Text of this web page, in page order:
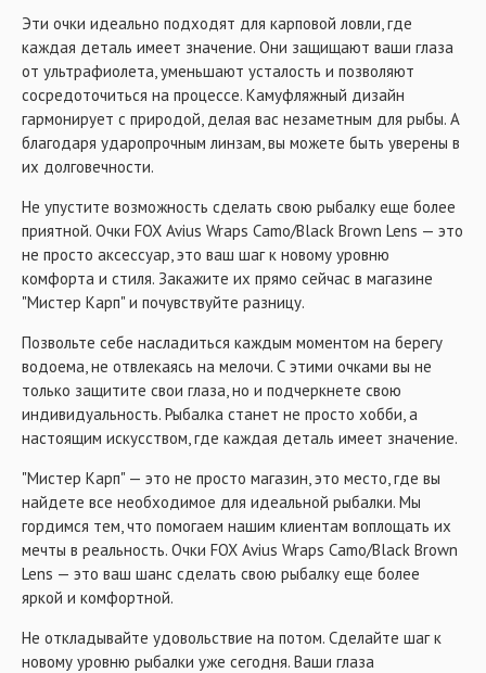
Эти очки идеально подходят для карповой ловли, где
каждая деталь имеет значение. Они защищают ваши глаза
от ультрафиолета, уменьшают усталость и позволяют
сосредоточиться на процессе. Камуфляжный дизайн
гармонирует с природой, делая вас незаметным для рыбы. А
благодаря ударопрочным линзам, вы можете быть уверены в
их долговечности.
Не упустите возможность сделать свою рыбалку еще более
приятной. Очки FOX Avius Wraps Camo/Black Brown Lens — это
не просто аксессуар, это ваш шаг к новому уровню
комфорта и стиля. Закажите их прямо сейчас в магазине
"Мистер Карп" и почувствуйте разницу.
Позвольте себе насладиться каждым моментом на берегу
водоема, не отвлекаясь на мелочи. С этими очками вы не
только защитите свои глаза, но и подчеркнете свою
индивидуальность. Рыбалка станет не просто хобби, а
настоящим искусством, где каждая деталь имеет значение.
"Мистер Карп" — это не просто магазин, это место, где вы
найдете все необходимое для идеальной рыбалки. Мы
гордимся тем, что помогаем нашим клиентам воплощать их
мечты в реальность. Очки FOX Avius Wraps Camo/Black Brown
Lens — это ваш шанс сделать свою рыбалку еще более
яркой и комфортной.
Не откладывайте удовольствие на потом. Сделайте шаг к
новому уровню рыбалки уже сегодня. Ваши глаза